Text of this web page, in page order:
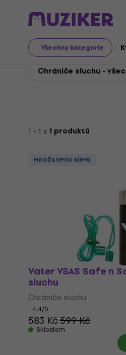
Všechny kategorie
Vater Sluchátka Vater
Vater
Chrániče sluchu -
1 - 1 z 1 produktů
Množstevní sleva
Vater VSAS Safe n
sluchu
Chrániče sluchu
4,4/5
583 Kč599 Kč
Skladem